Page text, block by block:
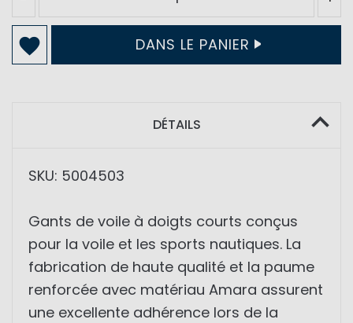
DANS LE PANIER
DÉTAILS
SKU: 5004503
Gants de voile à doigts courts conçus
pour la voile et les sports nautiques. La
fabrication de haute qualité et la paume
renforcée avec matériau Amara assurent
une excellente adhérence lors de la